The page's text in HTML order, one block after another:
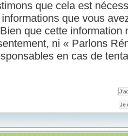
que cela est
que vous
que cette
ni « Parlons
en cas de